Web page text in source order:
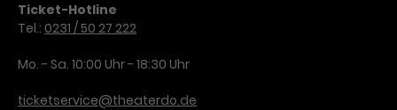
Ticket-Hotline
Tel.: 0231 / 50 27 222
Mo. - Sa. 10:00 Uhr - 18:30 Uhr
ticketservice@theaterdo.de